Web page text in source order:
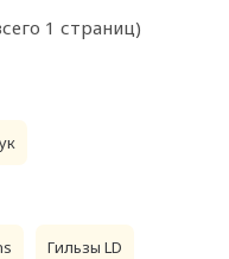
1 страниц)
Гильзы LD